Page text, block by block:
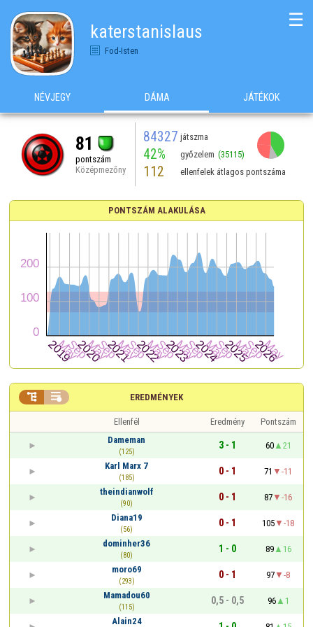
katerstanislaus
Fod-Isten
☰
NÉVJEGY DÁMA JÁTÉKOK
81
pontszám
Középmezőny
84327 játszma
42% győzelem (35115)
112 ellenfelek átlagos pontszáma
PONTSZÁM ALAKULÁSA
EREDMÉNYEK
 
Ellenfél Eredmény
Pontszám
Dameman
(125)
3 - 1 60
21
Karl Marx 7
(185)
0 - 1 71
-11
theindianwolf
(90)
0 - 1 87
-16
Diana19
(56)
0 - 1 105
-18
dominher36
(80)
1 - 0 89
16
moro69
(293)
0 - 1 97
-8
Mamadou60
(115)
0,5 - 0,5 96
1
Alain24